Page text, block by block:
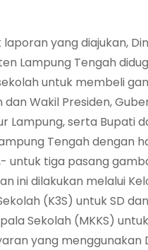
yang diajukan,
Lampung Tengah
untuk membeli
dan Wakil Presiden,
Lampung, serta Bupati
Tengah dengan
untuk tiga pasang
ini dilakukan melalui
(K3S) untuk SD
Sekolah (MKKS)
yang menggunakan